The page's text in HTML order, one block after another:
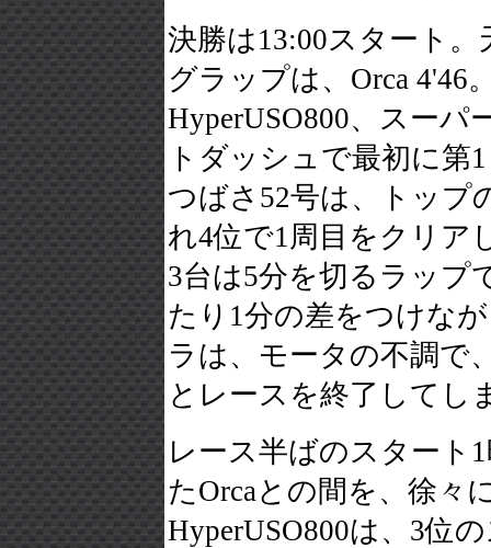
決勝は13:00スタート
グラップは、Orca 4'46
HyperUSO800、スー
トダッシュで最初に第
つばさ52号は、トップ
れ4位で1周目をクリア
3台は5分を切るラップ
たり1分の差をつけな
ラは、モータの不調で
とレースを終了してし
レース半ばのスタート
たOrcaとの間を、徐々
HyperUSO800は、3位